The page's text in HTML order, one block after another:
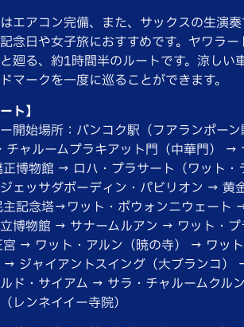
エアコン完備、また、サックスの生演
念日や女子旅におすすめです。ヤワラー
廻る、約1時間半のルートです。涼しい
マークを一度に巡ることができます。
ト】
開始場所：バンコク駅（フアランポー
チャルームプラキアット門（中華門） →
博物館 → ロハ・プラサート（ワット
ェッサダボーディン・パビリオン → 黄
記念塔→ワット・ボウォンニウェート
博物館 → サナームルアン → ワット・プ
→ ワット・アルン（暁の寺） → ワッ
→ ジャイアントスイング（大ブランコ）
ド・サイアム → サラ・チャルームクル
レンネイイー寺院）